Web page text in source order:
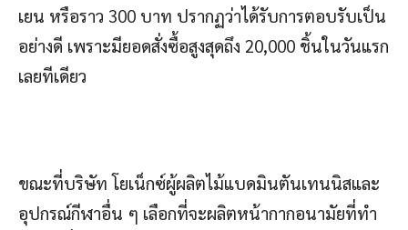
เยน หรือราว 300 บาท ปรากฏว่าได้รับการตอบรับเป็น
อย่างดี เพราะมียอดสั่งซื้อสูงสุดถึง 20,000 ชิ้นในวันแรก
เลยทีเดียว
ขณะที่บริษัท โยเน็กซ์ผู้ผลิตไม้แบดมินตันเทนนิสและ
อุปกรณ์กีฬาอื่น ๆ เลือกที่จะผลิตหน้ากากอนามัยที่ทำ